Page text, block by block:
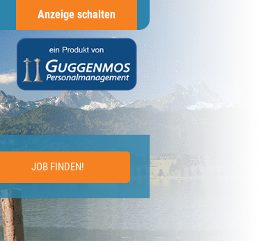
Anzeige schalten
JOB FINDEN!